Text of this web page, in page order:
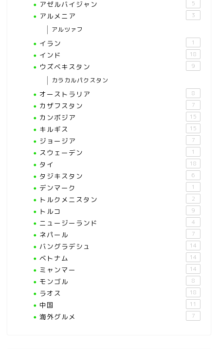
アゼルバイジャン 5
アルメニア 3
アルツァフ
イラン 1
インド 18
ウズベキスタン 9
カラカルパクスタン
オーストラリア 8
カザフスタン 7
カンボジア 15
キルギス 15
ジョージア 7
スウェーデン 1
タイ 18
タジキスタン 6
デンマーク 1
トルクメニスタン 2
トルコ 9
ニュージーランド 4
ネパール 7
バングラデシュ 14
ベトナム 14
ミャンマー 14
モンゴル 8
ラオス 18
中国 11
海外グルメ 7